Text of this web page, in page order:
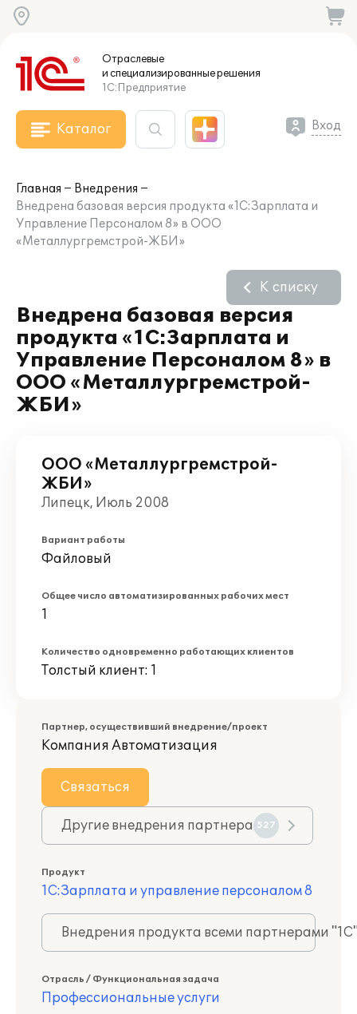
Отраслевые
и специализированныерешения
1С:Предприятие
Каталог Вход
Главная
Внедрения
Внедрена базовая версия продукта «1С:Зарплата и
Управление Персоналом 8» в ООО
«Металлургремстрой-ЖБИ»
Внедрена базовая версия
продукта «1С:Зарплата и
Управление Персоналом 8» в
ООО «Металлургремстрой-
ЖБИ»
К списку
ООО «Металлургремстрой-
ЖБИ»
Липецк, Июль 2008
Вариант работы
Файловый
Общее число автоматизированных рабочих мест
1
Количество одновременно работающих клиентов
Толстый клиент: 1
Партнер, осуществивший внедрение/проект
Компания Автоматизация
Связаться
Другие внедрения партнера 527
Продукт
1С:Зарплата и управление персоналом 8
Внедрения продукта всеми партнерами
Отрасль / Функциональная задача
Профессиональные услуги